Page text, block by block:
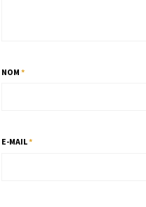
NOM *
E-MAIL*